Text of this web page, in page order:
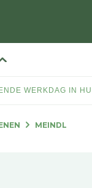
WERKDAG IN
MEINDL